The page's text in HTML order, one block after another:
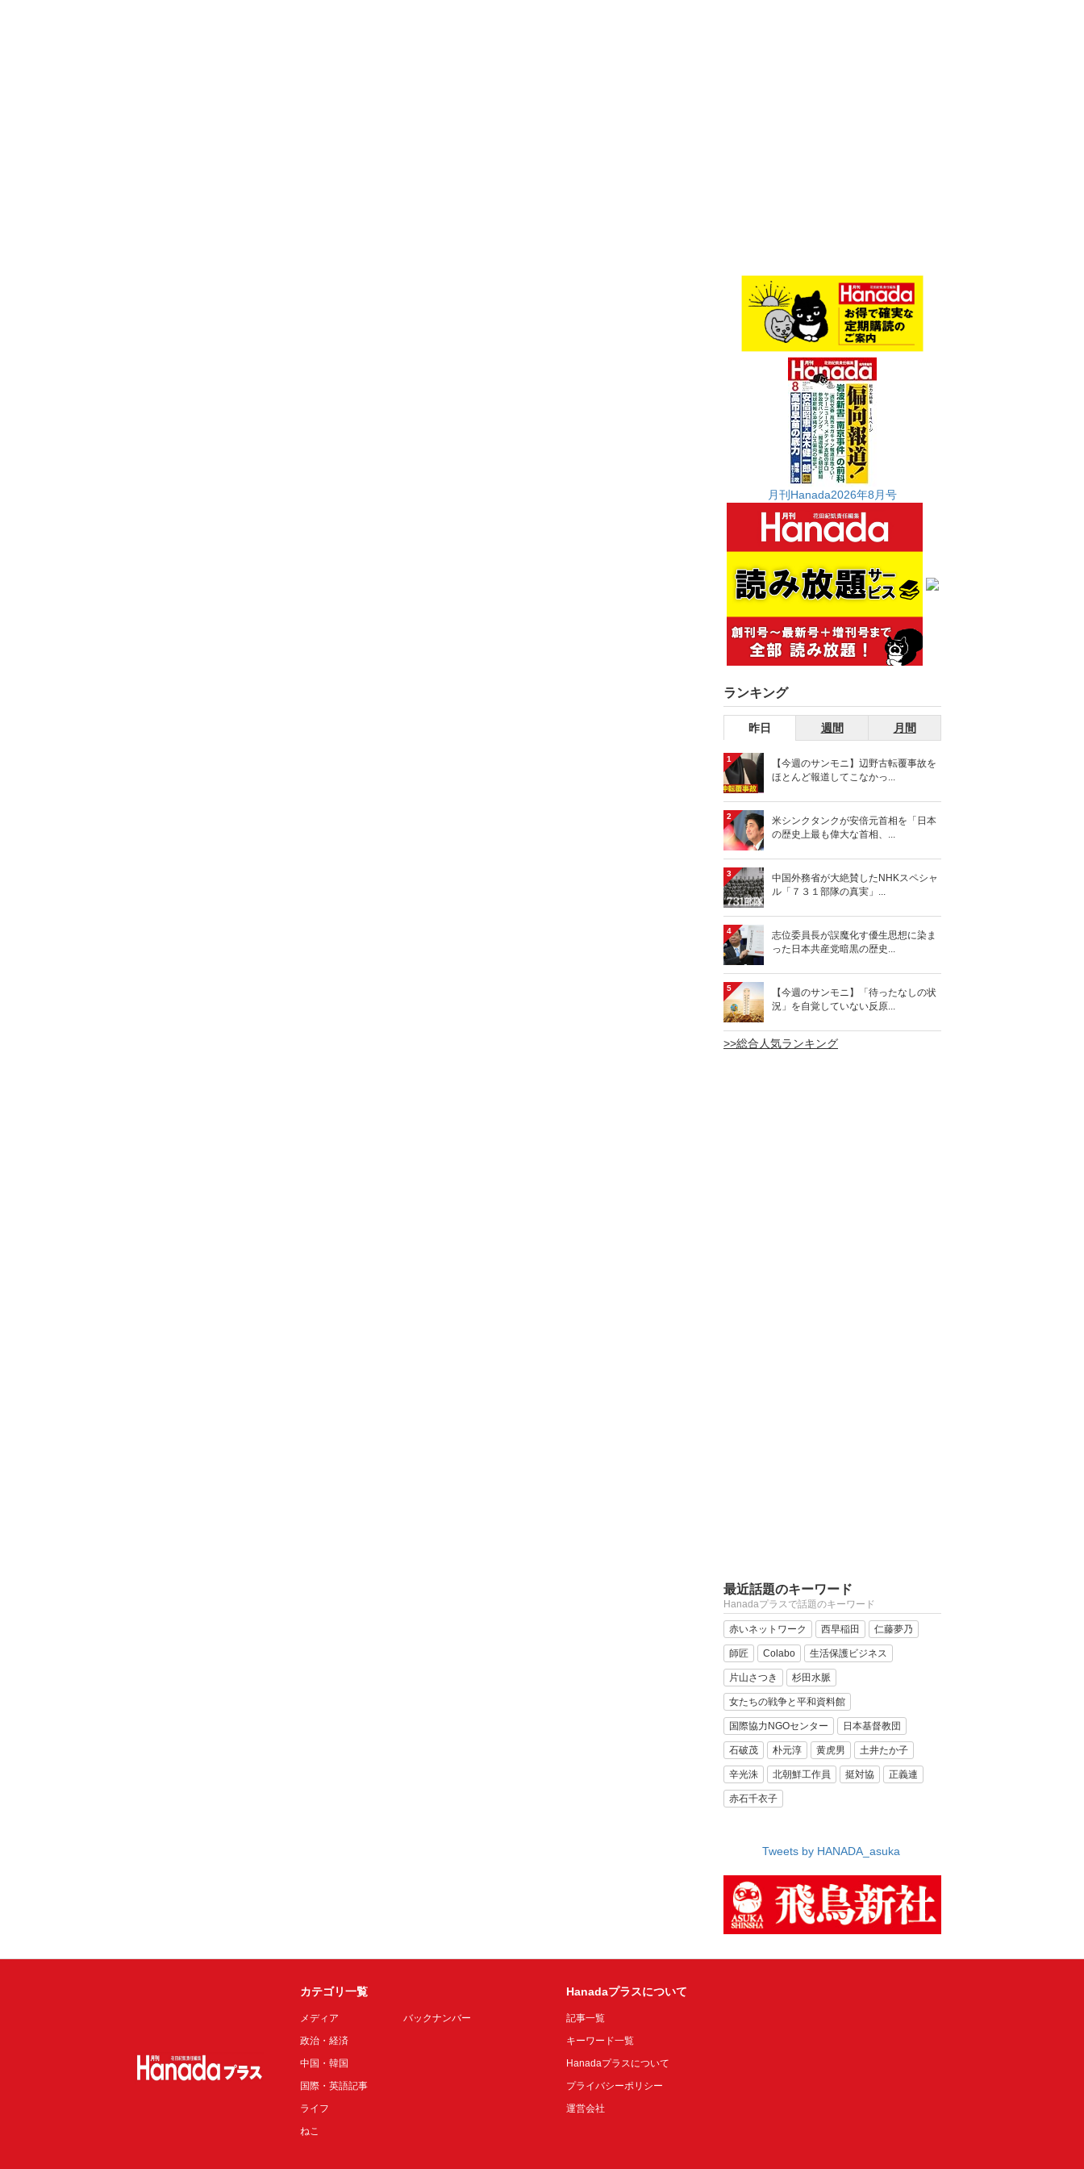
月刊Hanada2026年8月号
ランキング
昨日 週間 月間
1
【今週のサンモニ】辺野古転覆事故を
ほとんど報道してこなかっ...
2
米シンクタンクが安倍元首相を「日本
の歴史上最も偉大な首相、...
3
中国外務省が大絶賛したNHKスペシャ
ル「７３１部隊の真実」...
4
志位委員長が誤魔化す優生思想に染ま
った日本共産党暗黒の歴史...
5
【今週のサンモニ】「待ったなしの状
況」を自覚していない反原...
>>総合人気ランキング
最近話題のキーワード
Hanadaプラスで話題のキーワード
赤いネットワーク 西早稲田 仁藤夢乃
師匠 Colabo 生活保護ビジネス
片山さつき 杉田水脈
女たちの戦争と平和資料館
国際協力NGOセンター 日本基督教団
石破茂 朴元淳 黄虎男 土井たか子
辛光洙 北朝鮮工作員 挺対協 正義連
赤石千衣子
Tweets by HANADA_asuka
カテゴリ一覧
メディア
政治・経済
中国・韓国
国際・英語記事
ライフ
ねこ
バックナンバー
Hanadaプラスについて
記事一覧
キーワード一覧
Hanadaプラスについて
プライバシーポリシー
運営会社